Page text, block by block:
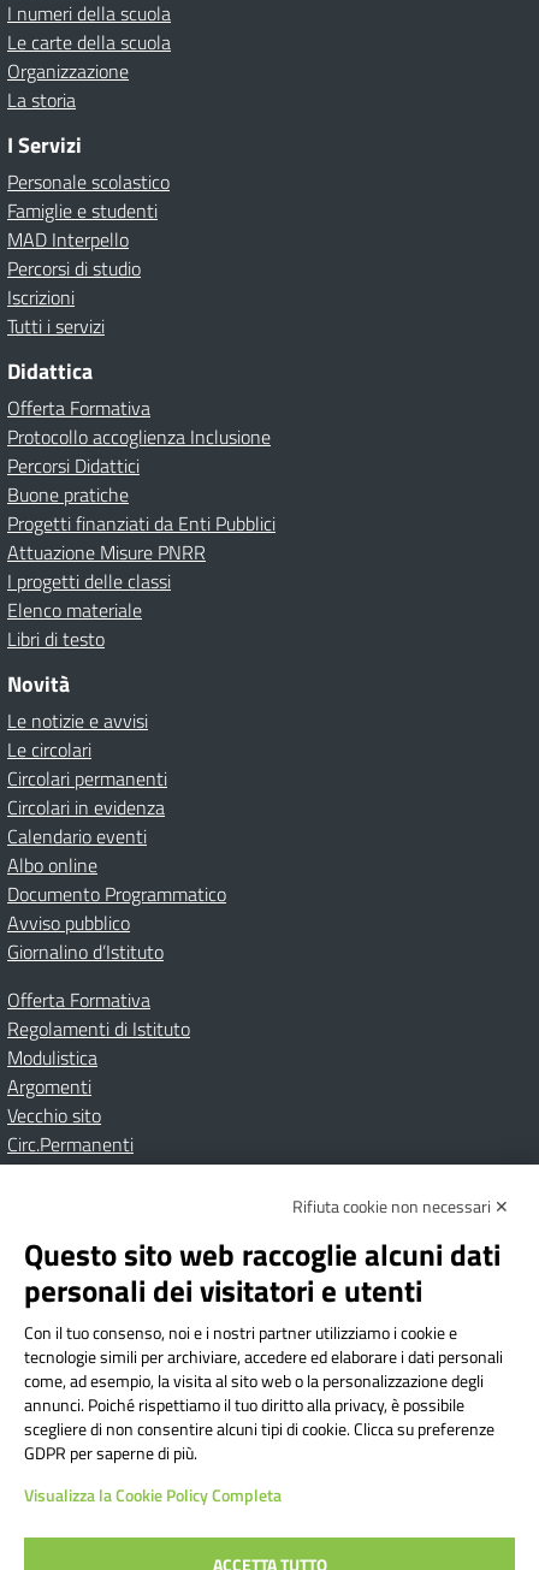
I numeri della scuola
Le carte della scuola
Organizzazione
La storia
I Servizi
Personale scolastico
Famiglie e studenti
MAD Interpello
Percorsi di studio
Iscrizioni
Tutti i servizi
Didattica
Offerta Formativa
Protocollo accoglienza Inclusione
Percorsi Didattici
Buone pratiche
Progetti finanziati da Enti Pubblici
Attuazione Misure PNRR
I progetti delle classi
Elenco materiale
Libri di testo
Novità
Le notizie e avvisi
Le circolari
Circolari permanenti
Circolari in evidenza
Calendario eventi
Albo online
Documento Programmatico
Avviso pubblico
Giornalino d’Istituto
Offerta Formativa
Regolamenti di Istituto
Modulistica
Argomenti
Vecchio sito
Circ.Permanenti
Albo onlinePrivacy Policy
Dichiarazione di accessibilità
Note Legali
Istituto Comprensivo Bricherasio
Via Cesare Bollea n. 3 - 10064 Bricherasio (TO) | P.E.O.:
toic84200d@istruzione.it | P.E.C.:
toic84200d@pec.istruzione.it
Codice Fiscale: 94544620019 | Cod. Meccanografico:
TOIC84200D | Codice IPA: istsc_toic84200d | Codice
Univoco: UFYI9M
Rifiuta cookie non necessari ✕
Questo sito web raccoglie alcuni dati
personali dei visitatori e utenti
Con il tuo consenso, noi e i nostri partner utilizziamo i cookie e
tecnologie simili per archiviare, accedere ed elaborare i dati personali
come, ad esempio, la visita al sito web o la personalizzazione degli
annunci. Poiché rispettiamo il tuo diritto alla privacy, è possibile
scegliere di non consentire alcuni tipi di cookie. Clicca su preferenze
GDPR per saperne di più.
Visualizza la Cookie Policy Completa
ACCETTA TUTTO